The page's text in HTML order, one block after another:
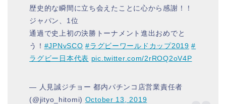
歴史的な瞬間に立ち会えたことに心から感謝！！
ジャパン、1位
通過で史上初の決勝トーナメント進出おめでと
う！ #JPNvSCO #ラグビーワールドカップ2019 #
ラグビー日本代表 pic.twitter.com/2rROQ2oV4P
— 人見誠ジチョー 都内パチンコ店営業責任者
(@jityo_hitomi) October 13, 2019